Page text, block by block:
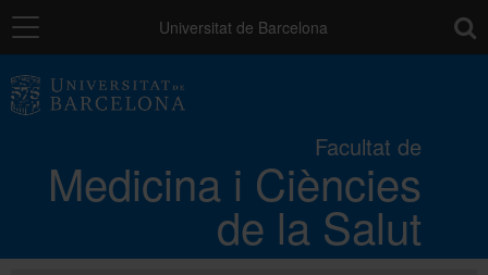
Navegació Universitat de Barcelona
Facultat de
Medicina i Ciències
de la Salut
Els campus
Docència